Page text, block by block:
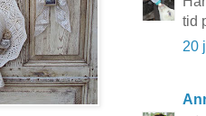
tid
20